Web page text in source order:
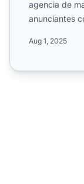
agencia de
anunciantes
Aug 1, 2025